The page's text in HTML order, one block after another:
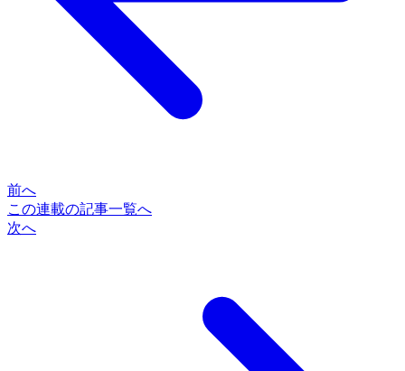
前へ
この連載の記事一覧へ
次へ